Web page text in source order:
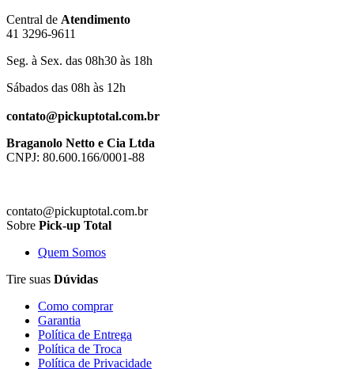
Central de Atendimento
41 3296-9611
Seg. à Sex. das 08h30 às 18h
Sábados das 08h às 12h
contato@pickuptotal.com.br
Braganolo Netto e Cia Ltda
CNPJ: 80.600.166/0001-88
contato@pickuptotal.com.br
Sobre Pick-up Total
Quem Somos
Tire suas Dúvidas
Como comprar
Garantia
Política de Entrega
Política de Troca
Política de Privacidade